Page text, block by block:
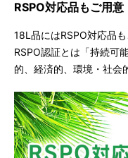
RSPO対応品もご用意
18L品にはRSPO対応品も
RSPO認証とは「持続可
的、経済的、環境・社会